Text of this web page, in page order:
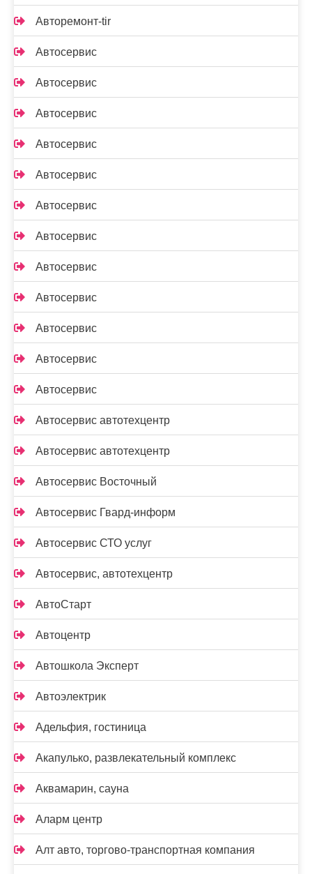
Авторемонт-tir
Автосервис
Автосервис
Автосервис
Автосервис
Автосервис
Автосервис
Автосервис
Автосервис
Автосервис
Автосервис
Автосервис
Автосервис
Автосервис автотехцентр
Автосервис автотехцентр
Автосервис Восточный
Автосервис Гвард-информ
Автосервис СТО услуг
Автосервис, автотехцентр
АвтоСтарт
Автоцентр
Автошкола Эксперт
Автоэлектрик
Адельфия, гостиница
Акапулько, развлекательный комплекс
Аквамарин, сауна
Аларм центр
Алт авто, торгово-транспортная компания